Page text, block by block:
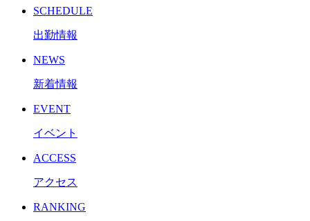
SCHEDULE
出勤情報
NEWS
新着情報
EVENT
イベント
ACCESS
アクセス
RANKING